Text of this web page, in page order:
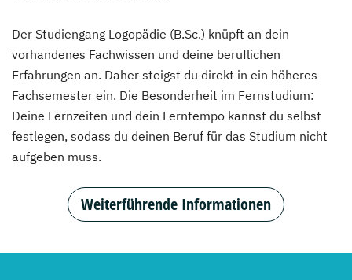
Der Studiengang Logopädie (B.Sc.) knüpft an dein
vorhandenes Fachwissen und deine beruflichen
Erfahrungen an. Daher steigst du direkt in ein höheres
Fachsemester ein. Die Besonderheit im Fernstudium:
Deine Lernzeiten und dein Lerntempo kannst du selbst
festlegen, sodass du deinen Beruf für das Studium nicht
aufgeben muss.
Weiterführende Informationen